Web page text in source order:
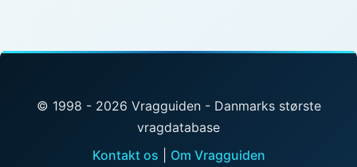
© 1998 - 2026 Vragguiden - Danmarks største
vragdatabase
Kontakt os
Om Vragguiden